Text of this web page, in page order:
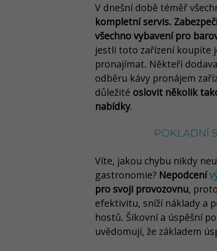
V dnešní době téměř
kompletní servis.
všechno vybavení pro
jestli toto zařízení koupíte
pronajímat. Někteří
odběru kávy pronájem
důležité oslovit několik
nabídky.
POKLADNÍ
Víte, jakou chybu nikdy
gastronomie? Nepodcení
pro svoji provozovnu,
efektivitu, sníží náklady a
hostů. Šikovní a úspěšní
uvědomují, že základem